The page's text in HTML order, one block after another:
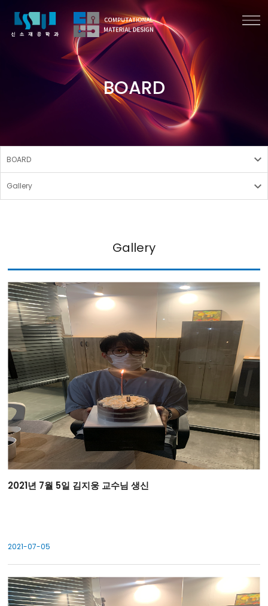
BOARD
BOARD
Gallery
Gallery
2021년 7월 5일 김지웅 교수님 생신
2021-07-05